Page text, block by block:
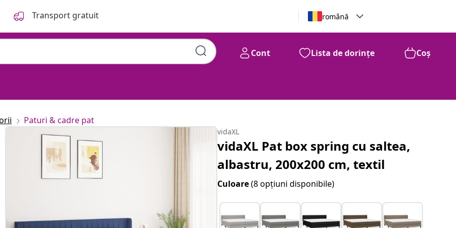
Transport gratuit română
Cont Lista de dorințe Coș
Paturi & cadre pat
vidaXL
vidaXL Pat box spring cu saltea,
albastru, 200x200 cm, textil
Culoare(8 opțiuni disponibile)